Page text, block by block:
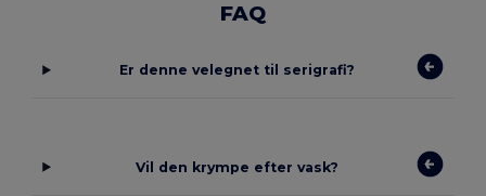
FAQ
Er denne velegnet til serigrafi?
Vil den krympe efter vask?